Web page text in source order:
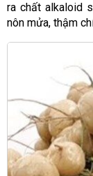
ra chất alkaloid
nôn mửa, thậm